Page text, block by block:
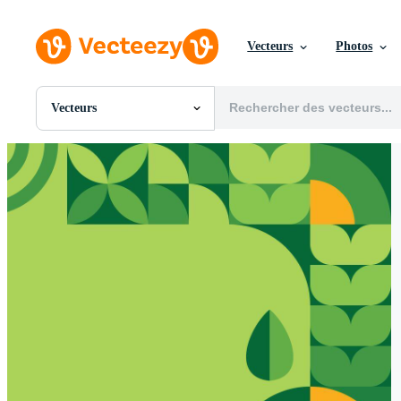
Vecteurs Photos
Vecteurs
Toutes Images
Photos
PNGs
PSDs
SVGs
Modèles